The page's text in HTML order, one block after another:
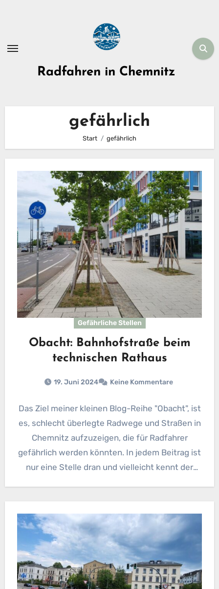
Radfahren in Chemnitz
gefährlich
Start gefährlich
Gefährliche Stellen
Obacht: Bahnhofstraße beim
technischen Rathaus
19. Juni 2024 Keine Kommentare
Das Ziel meiner kleinen Blog-Reihe "Obacht", ist
es, schlecht überlegte Radwege und Straßen in
Chemnitz aufzuzeigen, die für Radfahrer
gefährlich werden könnten. In jedem Beitrag ist
nur eine Stelle dran und vielleicht kennt der